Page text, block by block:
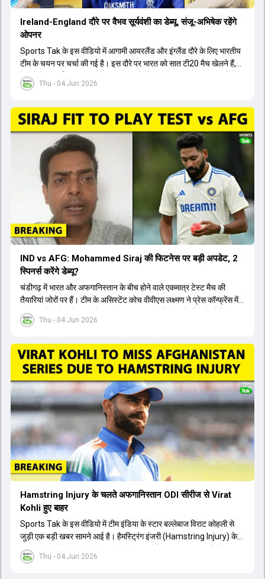
Thu - 04 Jun 2026
Ireland-England दौरे पर वैभव सूर्यवंशी का डेब्यू, संजू-अभिषेक रहेंगे
ओपनर
Sports Tak के इस वीडियो में आगामी आयरलैंड और इंग्लैंड दौरे के लिए भारतीय
टीम के चयन पर चर्चा की गई है। इस दौरे पर भारत को सात टी20 मैच खेलने हैं,
जिसमें वैभव सूर्यवंशी का टीम में चुना जाना और डेब्यू करना तय माना जा रहा है।
हालांकि, अभिषेक शर्मा और संजू सैमसन ही टीम के फर्स्ट चॉइस ओपनर बने रहेंगे,
नंबर तीन और श्रेयस अय्यर नंबर चार पर खेलेंगे। वहीं, रजत पाटीदार फिलहाल
टी20 टीम की योजना से बाहर हैं, लेकिन वह टेस्ट क्रिकेट में वापसी कर सकते हैं।
Thu - 04 Jun 2026
IND vs AFG: Mohammed Siraj की फिटनेस पर बड़ी अपडेट, 2
स्पिनर्स करेंगे डेब्यू?
चंडीगढ़ में भारत और अफगानिस्तान के बीच होने वाले एकमात्र टेस्ट मैच की
तैयारियां जोरों पर हैं। टीम के असिस्टेंट कोच वीवीएस लक्ष्मण ने प्रेस कॉन्फ्रेंस में
पुष्टि की है कि तेज गेंदबाज मोहम्मद सिराज पूरी तरह से फिट हैं और खेलने के लिए
उपलब्ध हैं। आईपीएल के दौरान लगी चोट के कारण उनके खेलने पर संदेह था,
सुथार और हर्ष दुबे को कुलदीप यादव और वाशिंगटन सुंदर के साथ प्लेइंग 11 में मौका
मिलने की प्रबल संभावना है। कप्तान शुभमन गिल विकेट की स्थिति को ध्यान में
रखते हुए अंतिम 11 का फैसला करेंगे। टीम में यशस्वी जायसवाल, केएल राहुल,
ऋषभ पंत और ध्रुव जुरेल जैसे खिलाड़ी भी शामिल हैं। यह टेस्ट मैच विश्व टेस्ट
चैंपियनशिप चक्र का हिस्सा नहीं है, लेकिन भारतीय टीम के लिए काफी महत्वपूर्ण
है। अंत में फैंस के सवालों का जवाब देते हुए टी20 कप्तानी और हेड कोच गौतम
गंभीर से जुड़ी जानकारी भी साझा की गई।
Thu - 04 Jun 2026
Hamstring Injury के चलते अफगानिस्तान ODI सीरीज से Virat
Kohli हुए बाहर
Sports Tak के इस वीडियो में टीम इंडिया के स्टार बल्लेबाज विराट कोहली से
जुड़ी एक बड़ी खबर सामने आई है। हैमस्ट्रिंग इंजरी (Hamstring Injury) के
कारण विराट कोहली अफगानिस्तान के खिलाफ होने वाली आगामी तीन मैचों की
वनडे सीरीज से बाहर हो गए हैं। भारत और अफगानिस्तान के बीच इस वनडे सीरीज